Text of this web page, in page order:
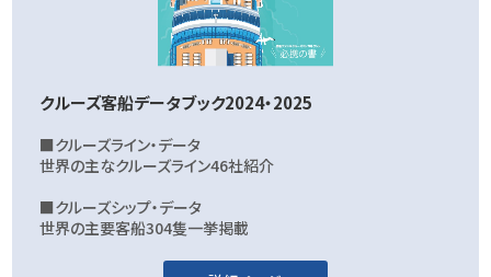
クルーズ客船データブック2024・2025
■クルーズライン・データ
世界の主なクルーズライン46社紹介
■クルーズシップ・データ
世界の主要客船304隻一挙掲載